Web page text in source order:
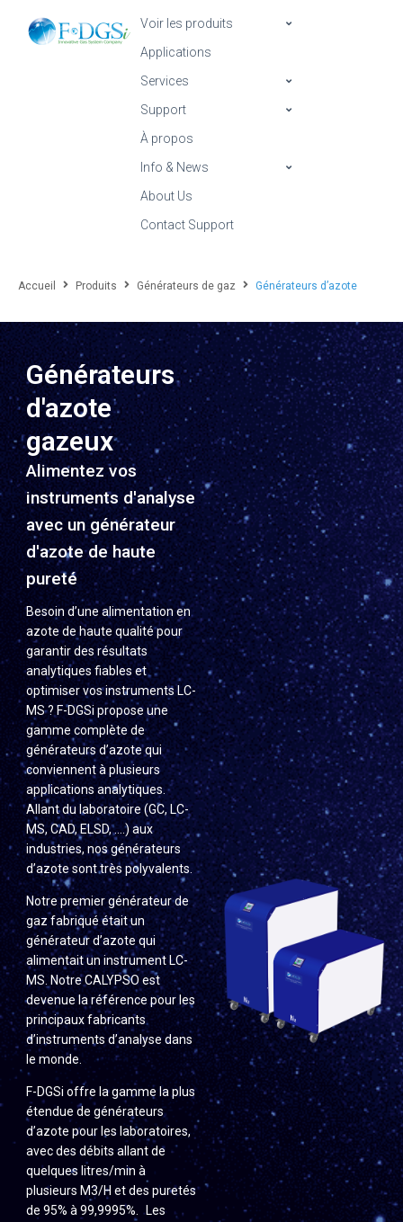
Voir les produits
Applications
Services
Support
À propos
Info & News
About Us
Contact Support
Accueil Produits Générateurs de gaz Générateurs d’azote
Générateurs
d'azote
gazeux
Alimentez vos
instruments d'analyse
avec un générateur
d'azote de haute
pureté
Besoin d’une alimentation en
azote de haute qualité pour
garantir des résultats
analytiques fiables et
optimiser vos instruments LC-
MS ? F-DGSi propose une
gamme complète de
générateurs d’azote qui
conviennent à plusieurs
applications analytiques.
Allant du laboratoire (GC, LC-
MS, CAD, ELSD, ….) aux
industries, nos générateurs
d’azote sont très polyvalents.
Notre premier générateur de
gaz fabriqué était un
générateur d’azote qui
alimentait un instrument LC-
MS. Notre CALYPSO est
devenue la référence pour les
principaux fabricants
d’instruments d’analyse dans
le monde.
F-DGSi offre la gamme la plus
étendue de générateurs
d’azote pour les laboratoires,
avec des débits allant de
quelques litres/min à
plusieurs M3/H et des puretés
de 95% à 99,9995%. Les